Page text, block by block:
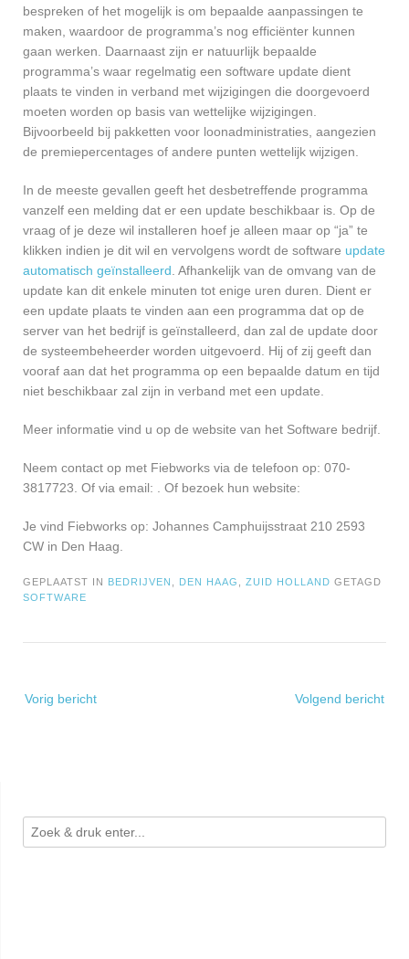
bespreken of het mogelijk is om bepaalde aanpassingen te
maken, waardoor de programma’s nog efficiënter kunnen
gaan werken. Daarnaast zijn er natuurlijk bepaalde
programma’s waar regelmatig een software update dient
plaats te vinden in verband met wijzigingen die doorgevoerd
moeten worden op basis van wettelijke wijzigingen.
Bijvoorbeeld bij pakketten voor loonadministraties, aangezien
de premiepercentages of andere punten wettelijk wijzigen.
In de meeste gevallen geeft het desbetreffende programma
vanzelf een melding dat er een update beschikbaar is. Op de
vraag of je deze wil installeren hoef je alleen maar op “ja” te
klikken indien je dit wil en vervolgens wordt de software update
automatisch geïnstalleerd. Afhankelijk van de omvang van de
update kan dit enkele minuten tot enige uren duren. Dient er
een update plaats te vinden aan een programma dat op de
server van het bedrijf is geïnstalleerd, dan zal de update door
de systeembeheerder worden uitgevoerd. Hij of zij geeft dan
vooraf aan dat het programma op een bepaalde datum en tijd
niet beschikbaar zal zijn in verband met een update.
Meer informatie vind u op de website van het Software bedrijf.
Neem contact op met Fiebworks via de telefoon op: 070-
3817723. Of via email: . Of bezoek hun website:
Je vind Fiebworks op: Johannes Camphuijsstraat 210 2593
CW in Den Haag.
GEPLAATST IN BEDRIJVEN , DEN HAAG , ZUID HOLLAND GETAGD
SOFTWARE
navigatie
Vorig bericht Volgend bericht